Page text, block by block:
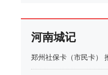
河南城记
郑州社保卡（市民卡）